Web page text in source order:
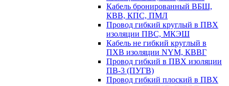
Кабель бронированный ВБШ,
КВВ, КПС, ПМЛ
Провод гибкий круглый в ПВХ
изоляции ПВС, МКЭШ
Кабель не гибкий круглый в
ПХВ изоляции NYM, КВВГ
Провод гибкий в ПВХ изоляции
ПВ-3 (ПУГВ)
Провод гибкий плоский в ПВХ